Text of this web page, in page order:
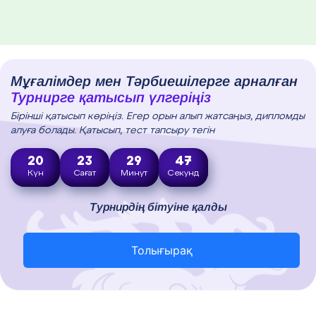
Мұғалімдер мен Тәрбиешілерге арналған
Турнирге қатысып үлгеріңіз
Бірінші қатысып көріңіз. Егер орын алып жатсаңыз, дипломды
алуға болады. Қатысып, тест тапсыру тегін
20
Күн
23
Сағат
29
Минут
46
Секунд
Турнирдің бітуіне қалды
Толығырақ